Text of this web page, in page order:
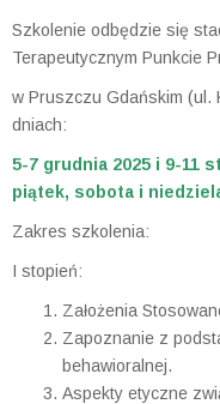
Szkolenie odbędzie się
Terapeutycznym Punkcie
w Pruszczu Gdańskim (ul.
dniach:
5-7 grudnia 2025 i 9-11
piątek, sobota i
Zakres szkolenia:
I stopień:
Założenia
Zapoznanie z
behawioralnej.
Aspekty etyczne